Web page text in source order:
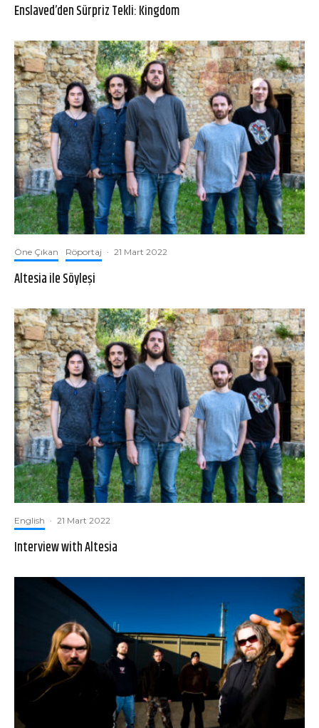
Enslaved’den Sürpriz Tekli: Kingdom
Öne Çıkan Röportaj · 21 Mart 2022
Altesia ile Söyleşi
English · 21 Mart 2022
Interview with Altesia